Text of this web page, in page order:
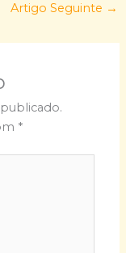
Artigo Seguinte →
*